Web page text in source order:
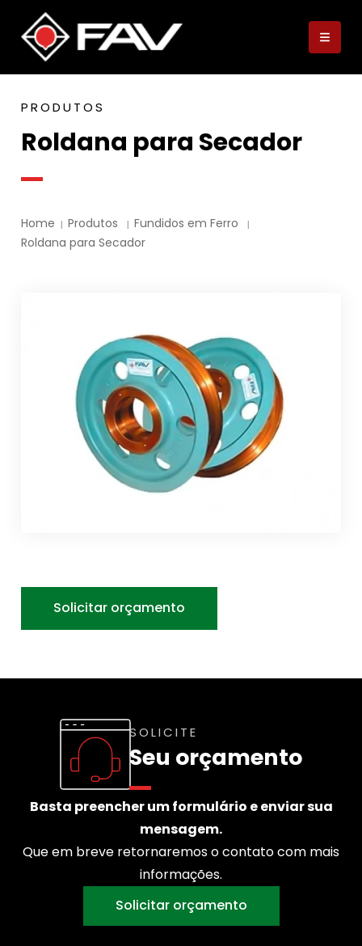
PRODUTOS
Roldana para Secador
Home Produtos
Fundidos em Ferro
Roldana para Secador
Solicitar orçamento
SOLICITE
Seu orçamento
Basta preencher um formulário e enviar sua
mensagem.
Que em breve retornaremos o contato com mais
informações.
Solicitar orçamento